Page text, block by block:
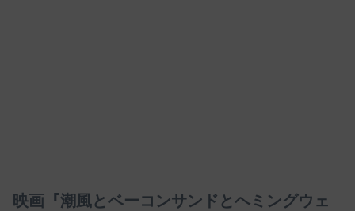
映画『潮風とベーコンサンドとヘミングウェ